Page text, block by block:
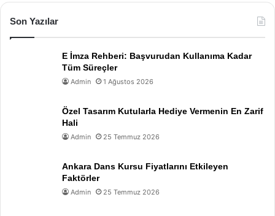
Son Yazılar
E İmza Rehberi: Başvurudan Kullanıma Kadar
Tüm Süreçler
Admin 1 Ağustos 2026
Özel Tasarım Kutularla Hediye Vermenin En Zarif
Hali
Admin 25 Temmuz 2026
Ankara Dans Kursu Fiyatlarını Etkileyen
Faktörler
Admin 25 Temmuz 2026